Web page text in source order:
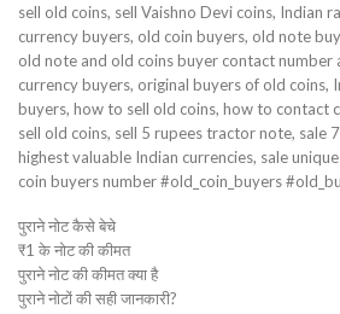
sell old coins, sell Vaishno Devi coins, Indian
currency buyers, old coin buyers, old note
old note and old coins buyer contact number
currency buyers, original buyers of old coins,
buyers, how to sell old coins, how to contact
sell old coins, sell 5 rupees tractor note, sale
highest valuable Indian currencies, sale
coin buyers number #old_coin_buyers
पुराने नोट कैसे बेचे
₹1 के नोट की कीमत
पुराने नोट की कीमत क्या है
पुराने नोटों की सही जानकारी?